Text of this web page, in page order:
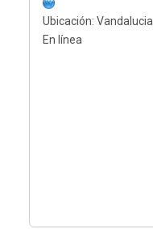
Ubicación: Vandalucia
En línea